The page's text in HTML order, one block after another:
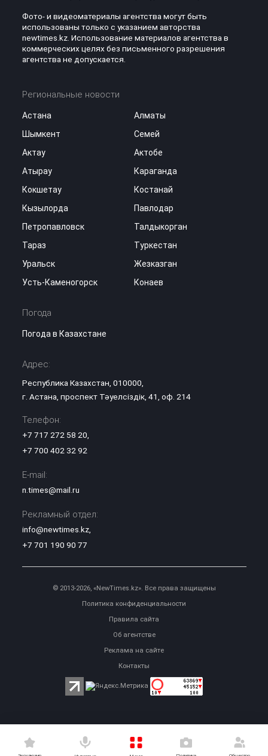
Фото- и видеоматериалы агентства могут быть
использованы только с указанием авторства
newtimes.kz. Использование материалов агентства в
коммерческих целях без письменного разрешения
агентства не допускается.
Региональные новости
Астана
Алматы
Шымкент
Семей
Актау
Актобе
Атырау
Караганда
Кокшетау
Костанай
Кызылорда
Павлодар
Петропавловск
Талдыкорган
Тараз
Туркестан
Уральск
Жезказган
Усть-Каменогорск
Конаев
Погода
Погода в Казахстане
Адрес:
Республика Казахстан, 010000,
г. Астана, проспект Тәуелсіздік, 41, оф. 214
Телефон:
+7 717 272 58 20
+7 700 402 32 92
E-mail:
n.times@mail.ru
Рекламный отдел:
info@newtimes.kz,
+7 701 190 90 77
© 2013-2026, «NewTimes.kz». Все права защищены
Политика конфиденциальности
Правила сайта
Об агентстве
Реклама на сайте
Контакты